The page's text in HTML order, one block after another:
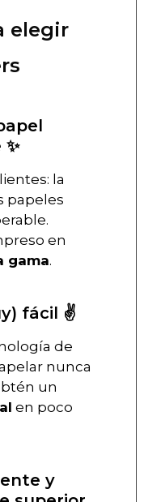
elegir
la
papeles
en
gama.
fácil ✌️
de
nunca
un
en poco
y